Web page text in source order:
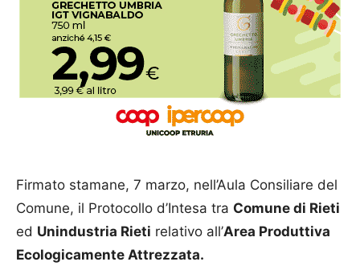
Firmato stamane, 7 marzo, nell’Aula Consiliare del
Comune, il Protocollo d’Intesa tra Comune di Rieti
ed Unindustria Rieti relativo all’Area Produttiva
Ecologicamente Attrezzata.